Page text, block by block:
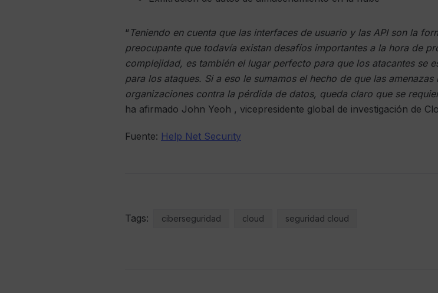
“ Teniendo en cuenta que las interfaces de usuario y las API son la
preocupante que todavía existan desafíos importantes a la hora de
complejidad, es también el lugar perfecto para que los atacantes se
para los ataques. Si a eso le sumamos el hecho de que las
organizaciones contra la pérdida de datos, queda claro que se
ha afirmado John Yeoh , vicepresidente global de investigación de
Fuente: Help Net Security
Tags: ciberseguridad cloud seguridad cloud